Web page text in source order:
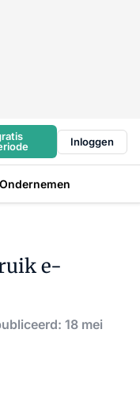
Inloggen
Ondernemen
e-
18 mei